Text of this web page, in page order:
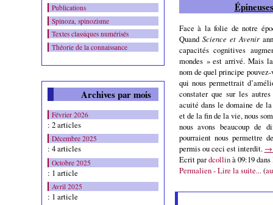
Publications
Spinoza, spinozisme
Textes classiques numérisés
Théorie de la connaissance
Archives par mois
Février 2026
: 2 articles
Décembre 2025
: 4 articles
Octobre 2025
: 1 article
Avril 2025
: 1 article
Face à la folie de notre
Quand Science et Avenir
capacités cognitives
mondes » est arrivé. Mais
nom de quel principe
qui nous permettrait
constater que sur les
acuité dans le domaine de
et de la fin de la vie, nous
nous avons beaucoup de
pourraient nous permettre
permis ou ceci est interdit. →
Ecrit pardcollinà 09:19 dans
Permalien - Lire la suite...(